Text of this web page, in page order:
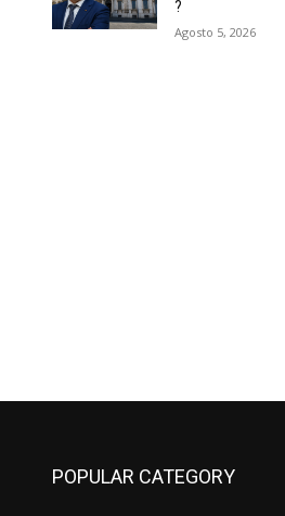
?
Agosto 5, 2026
POPULAR CATEGORY